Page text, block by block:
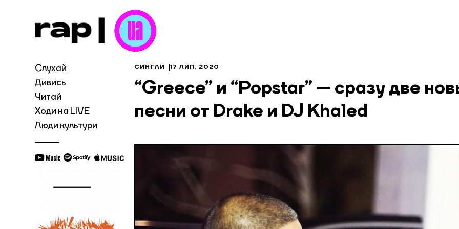
Слухай
Дивись
Читай
Ходи на LIVE
Люди культури
СИНГЛИ 17 ЛИП, 2020
“Greece” и “Popstar” — сразу две
песни от Drake и DJ Khaled